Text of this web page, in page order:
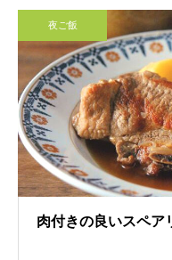
夜ご飯
肉付きの良いスペ